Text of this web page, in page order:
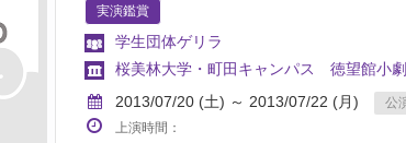
実演鑑賞
学生団体ゲリラ
桜美林大学・町田キャンパス 徳望館小
2013/07/20 (土) ～ 2013/07/22 (月)
公
上演時間：